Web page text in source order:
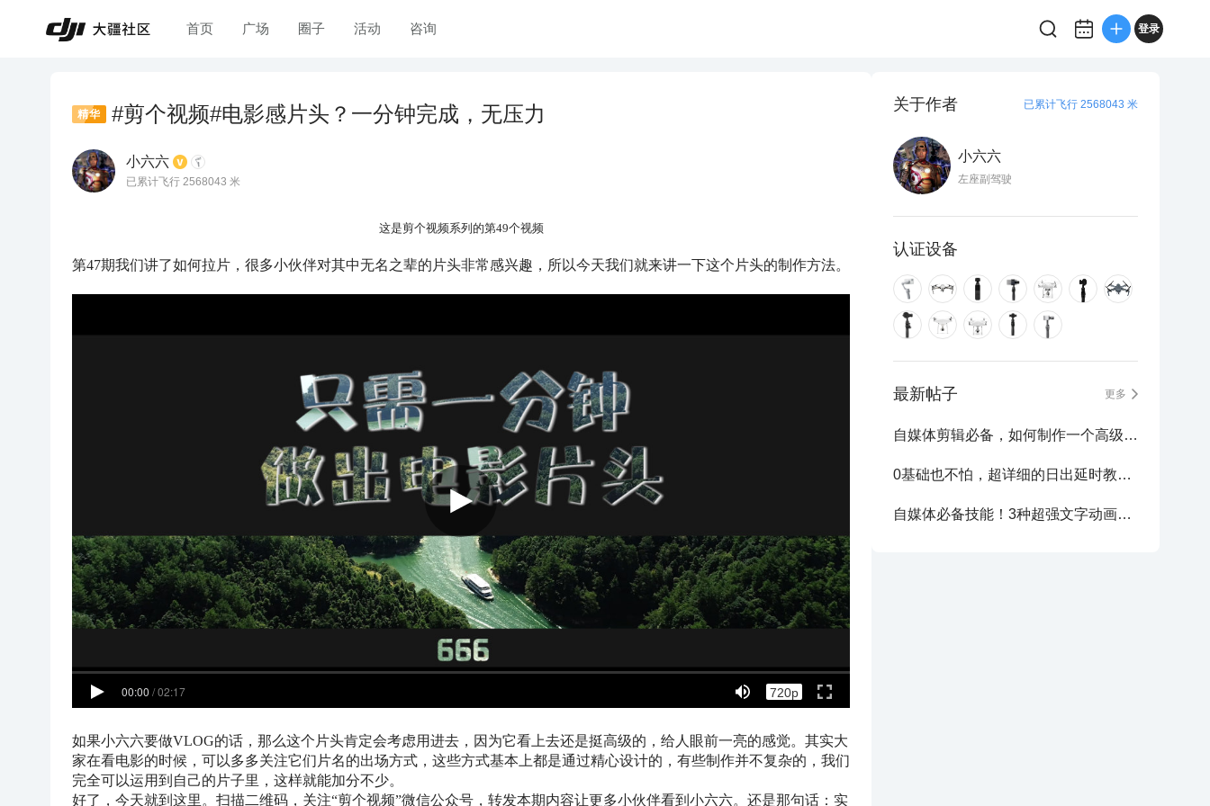
首页 广场 圈子 活动 咨询 登录
精华 #剪个视频#电影感片头？一分钟完成，无压力
小六六
已累计飞行 2568043 米
这是剪个视频系列的第49个视频
第47期我们讲了如何拉片，很多小伙伴对其中无名之辈的片头非常感兴趣，所以今天我们就来讲一下这个片头的制作方法。
如果小六六要做VLOG的话，那么这个片头肯定会考虑用进去，因为它看上去还是挺高级的，给人眼前一亮的感觉。其实大
家在看电影的时候，可以多多关注它们片名的出场方式，这些方式基本上都是通过精心设计的，有些制作并不复杂的，我们
完全可以运用到自己的片子里，这样就能加分不少。
好了，今天就到这里。扫描二维码，关注“剪个视频”微信公众号，转发本期内容让更多小伙伴看到小六六。还是那句话：实
关于作者 已累计飞行 2568043 米
小六六
左座副驾驶
认证设备
最新帖子 更多
自媒体剪辑必备，如何制作一个高级的求关注动画！
0基础也不怕，超详细的日出延时教程，赠同款练习素材
自媒体必备技能！3种超强文字动画制作方法，强烈建议学习